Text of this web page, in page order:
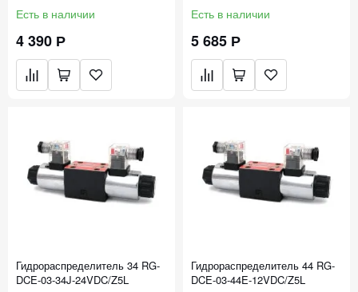
Есть в наличии
4 390 Р
Есть в наличии
5 685 Р
Гидрораспределитель 34 RG-
DCE-03-34J-24VDC/Z5L
Гидрораспределитель 44 RG-
DCE-03-44E-12VDC/Z5L